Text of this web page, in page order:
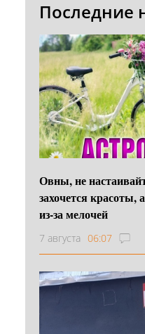
Последние
Овны, не
захочется красоты,
из-за мелочей
7 августа 06:07